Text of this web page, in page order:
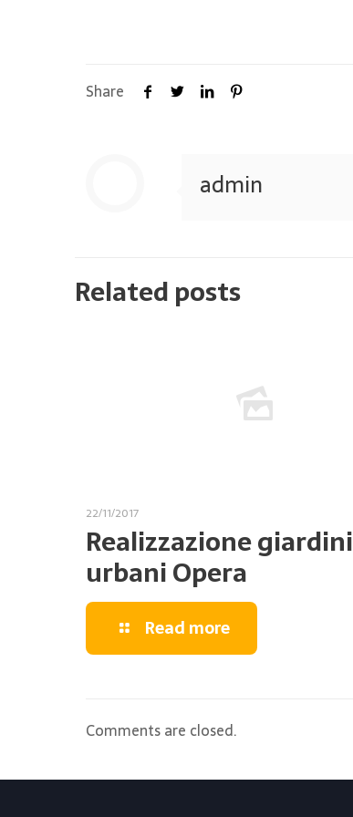
Share
admin
Related posts
22/11/2017
Realizzazione giardini
urbani Opera
Read more
Comments are closed.